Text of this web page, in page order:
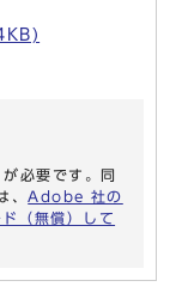
必要です。同
、 Adobe 社の
（無償）して